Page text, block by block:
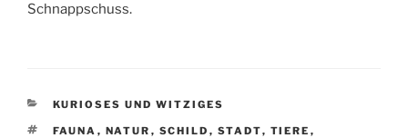
Schnappschuss.
KATEGORIEN
KURIOSES UND WITZIGES
SCHLAGWÖRTER
FAUNA , NATUR , SCHILD , STADT, TIERE ,